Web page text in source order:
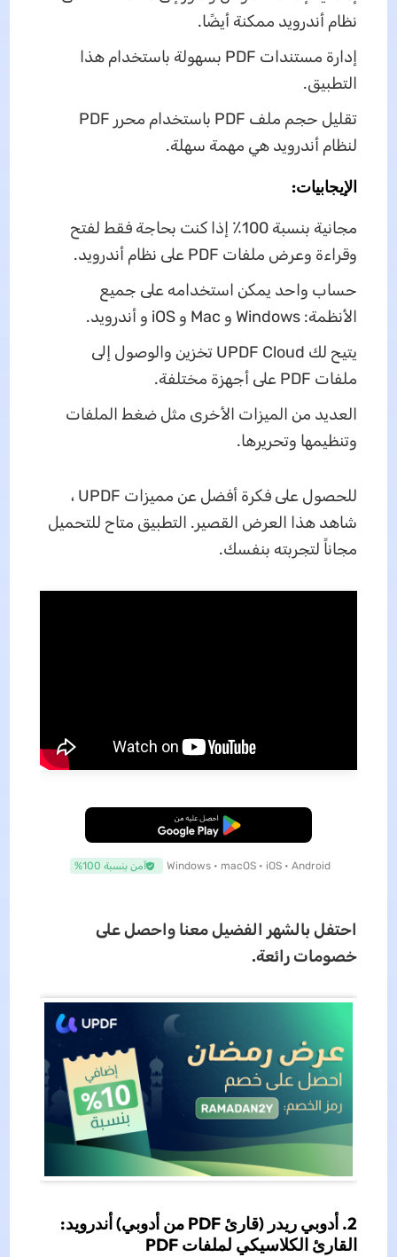
نظام أندرويد ممكنة أيضًا.
إدارة مستندات PDF بسهولة باستخدام هذا
التطبيق.
تقليل حجم ملف PDF باستخدام محرر PDF
لنظام أندرويد هي مهمة سهلة.
الإيجابيات:
مجانية بنسبة 100٪ إذا كنت بحاجة فقط لفتح
وقراءة وعرض ملفات PDF على نظام أندرويد.
حساب واحد يمكن استخدامه على جميع
الأنظمة: Windows و Mac و iOS و أندرويد.
يتيح لك UPDF Cloud تخزين والوصول إلى
ملفات PDF على أجهزة مختلفة.
العديد من الميزات الأخرى مثل ضغط الملفات
وتنظيمها وتحريرها.
للحصول على فكرة أفضل عن مميزات UPDF ،
شاهد هذا العرض القصير. التطبيق متاح للتحميل
مجاناً لتجربته بنفسك.
تنزيل مجاني
Windows • macOS • iOS • Android آمن بنسبة 100%
احتفل بالشهر الفضيل معنا واحصل على
خصومات رائعة.
2. أدوبي ريدر (قارئ PDF من أدوبي) أندرويد:
القارئ الكلاسيكي لملفات PDF